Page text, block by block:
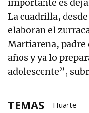
importante es
La cuadrilla,
elaboran el
Martiarena, padre
años y ya lo
adolescente”,
TEMAS Huarte